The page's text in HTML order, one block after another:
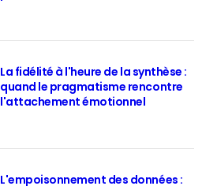
La fidélité à l'heure de la synthèse :
quand le pragmatisme rencontre
l'attachement émotionnel
L'empoisonnement des données :